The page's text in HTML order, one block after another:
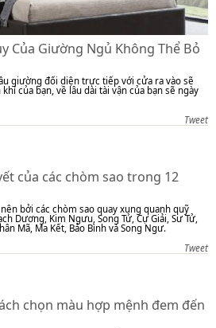
Của Giường Ngủ Không Thể Bỏ
giường đối diện trực tiếp với cửa ra vào sẽ
của bạn, về lâu dài tài vận của bạn sẽ ngày
Tweet
của các chòm sao trong 12
bởi các chòm sao quay xung quanh quỹ
Dương, Kim Ngưu, Song Tử, Cự Giải, Sư Tử,
Mã, Ma Kết, Bảo Bình và Song Ngư.
Tweet
chọn màu hợp mệnh đem đến